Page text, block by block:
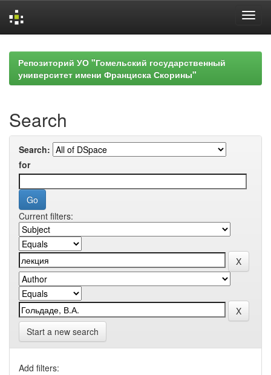
navigationРепозиторий УО "Гомельский государственный
университет имени Франциска Скорины"
Search
Search:
for
Current filters:
Start a new search
Add filters: